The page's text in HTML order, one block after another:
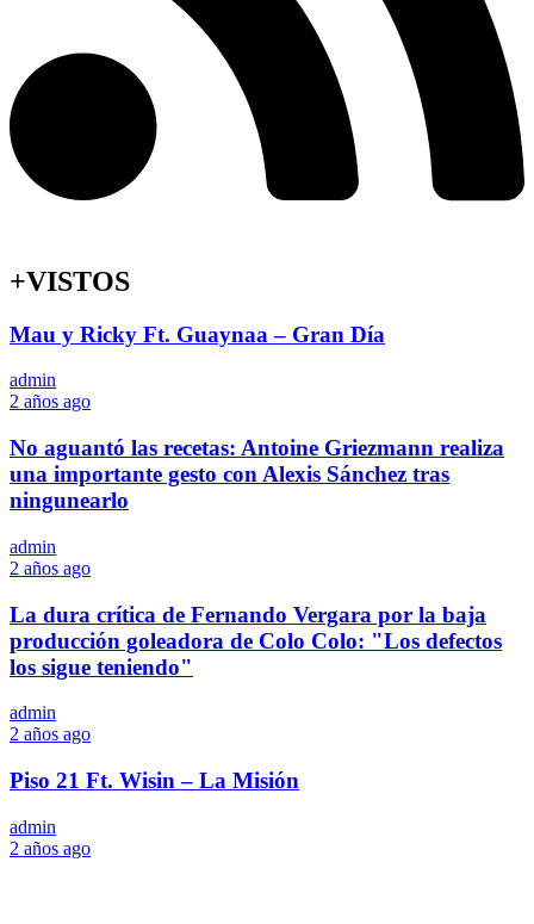
+VISTOS
Mau y Ricky Ft. Guaynaa – Gran Día
admin
2 años ago
No aguantó las recetas: Antoine Griezmann realiza
una importante gesto con Alexis Sánchez tras
ningunearlo
admin
2 años ago
La dura crítica de Fernando Vergara por la baja
producción goleadora de Colo Colo: "Los defectos
los sigue teniendo"
admin
2 años ago
Piso 21 Ft. Wisin – La Misión
admin
2 años ago